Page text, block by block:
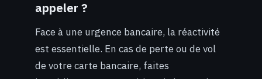
appeler ?
Face à une urgence bancaire, la réactivité
est essentielle. En cas de perte ou de vol
de votre carte bancaire, faites